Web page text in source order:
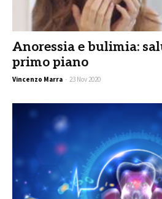
Anoressia e bulimia:
primo piano
Vincenzo Marra - 23 Nov 2020